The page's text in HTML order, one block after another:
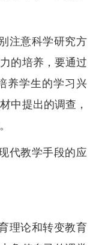
注意科学研究方
的培养，要通过
养学生的学习兴
中提出的调查，
代教学手段的应
理论和转变教育